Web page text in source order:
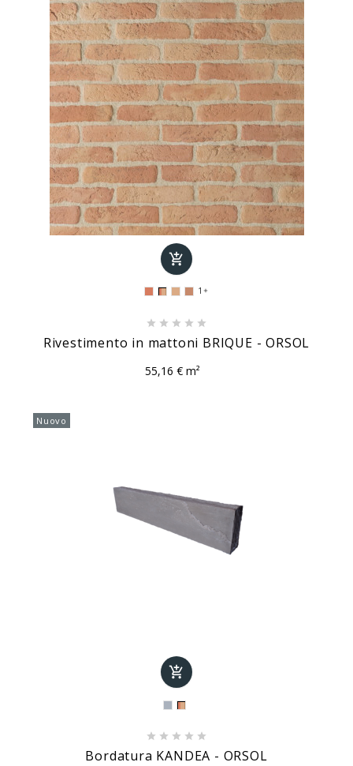

1 
    
Rivestimento in mattoni BRIQUE - ORSOL
55,16 € m²
Nuovo

    
Bordatura KANDEA - ORSOL